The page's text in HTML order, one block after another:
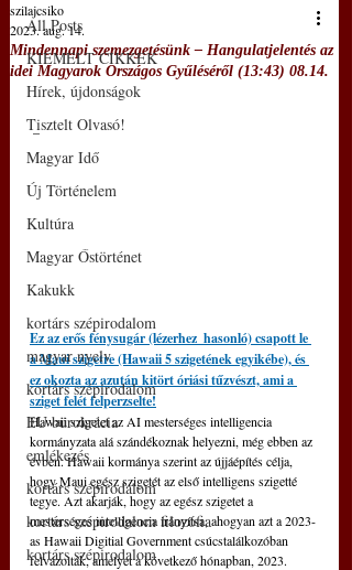
All Posts
KIEMELT CIKKEK
Hírek, újdonságok
Tisztelt Olvasó!
Magyar Idő
Új Történelem
Kultúra
Magyar Őstörténet
Kakukk
kortárs szépirodalom
magyar nyelv
kortárs szépirodalom
EU bürokrácia
emlékezés
kortárs szépirodalom
kortárs szépirodalom filozófia
kortárs szépirodalom
Mindennapi szemezgetésünk – Hangulatjelentés az
idei Magyarok Országos Gyűléséről (13:43) 08.14.
szilajcsiko
2023. aug. 14.
–
Ez az erős fénysugár (lézerhez  hasonló) csapott le
a Maui szigetre (Hawaii 5 szigetének egyikébe), és
ez okozta az azután kitört óriási tűzvészt, ami a
sziget felét felperzselte!
Hawaii szigetet az AI mesterséges intelligencia
kormányzata alá szándékoznak helyezni, még ebben az
évben. Hawaii kormánya szerint az újjáépítés célja,
hogy Maui egész szigetét az első intelligens szigetté
tegye. Azt akarják, hogy az egész szigetet a
mesterséges intelligencia irányítsa, ahogyan azt a 2023-
as Hawaii Digitial Government csúcstalálkozóban
felvázolták, amelyet a következő hónapban, 2023.